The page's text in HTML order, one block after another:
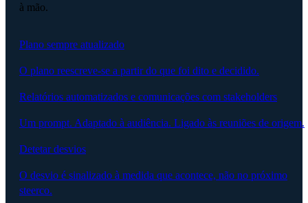
à mão.
Plano sempre atualizado
O plano reescreve-se a partir do que foi dito e decidido.
Relatórios automatizados e comunicações com stakeholders
Um prompt. Adaptado à audiência. Ligado às reuniões de origem.
Detetar desvios
O desvio é sinalizado à medida que acontece, não no próximo
steerco.